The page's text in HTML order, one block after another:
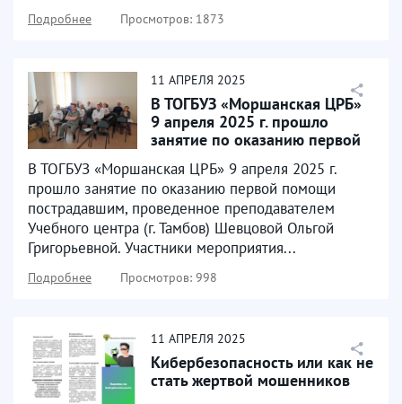
Подробнее Просмотров: 1873
11 АПРЕЛЯ 2025
В ТОГБУЗ «Моршанская ЦРБ»
9 апреля 2025 г. прошло
занятие по оказанию первой
В ТОГБУЗ «Моршанская ЦРБ» 9 апреля 2025 г.
прошло занятие по оказанию первой помощи
пострадавшим, проведенное преподавателем
Учебного центра (г. Тамбов) Шевцовой Ольгой
Григорьевной. Участники мероприятия...
Подробнее Просмотров: 998
11 АПРЕЛЯ 2025
Кибербезопасность или как не
стать жертвой мошенников